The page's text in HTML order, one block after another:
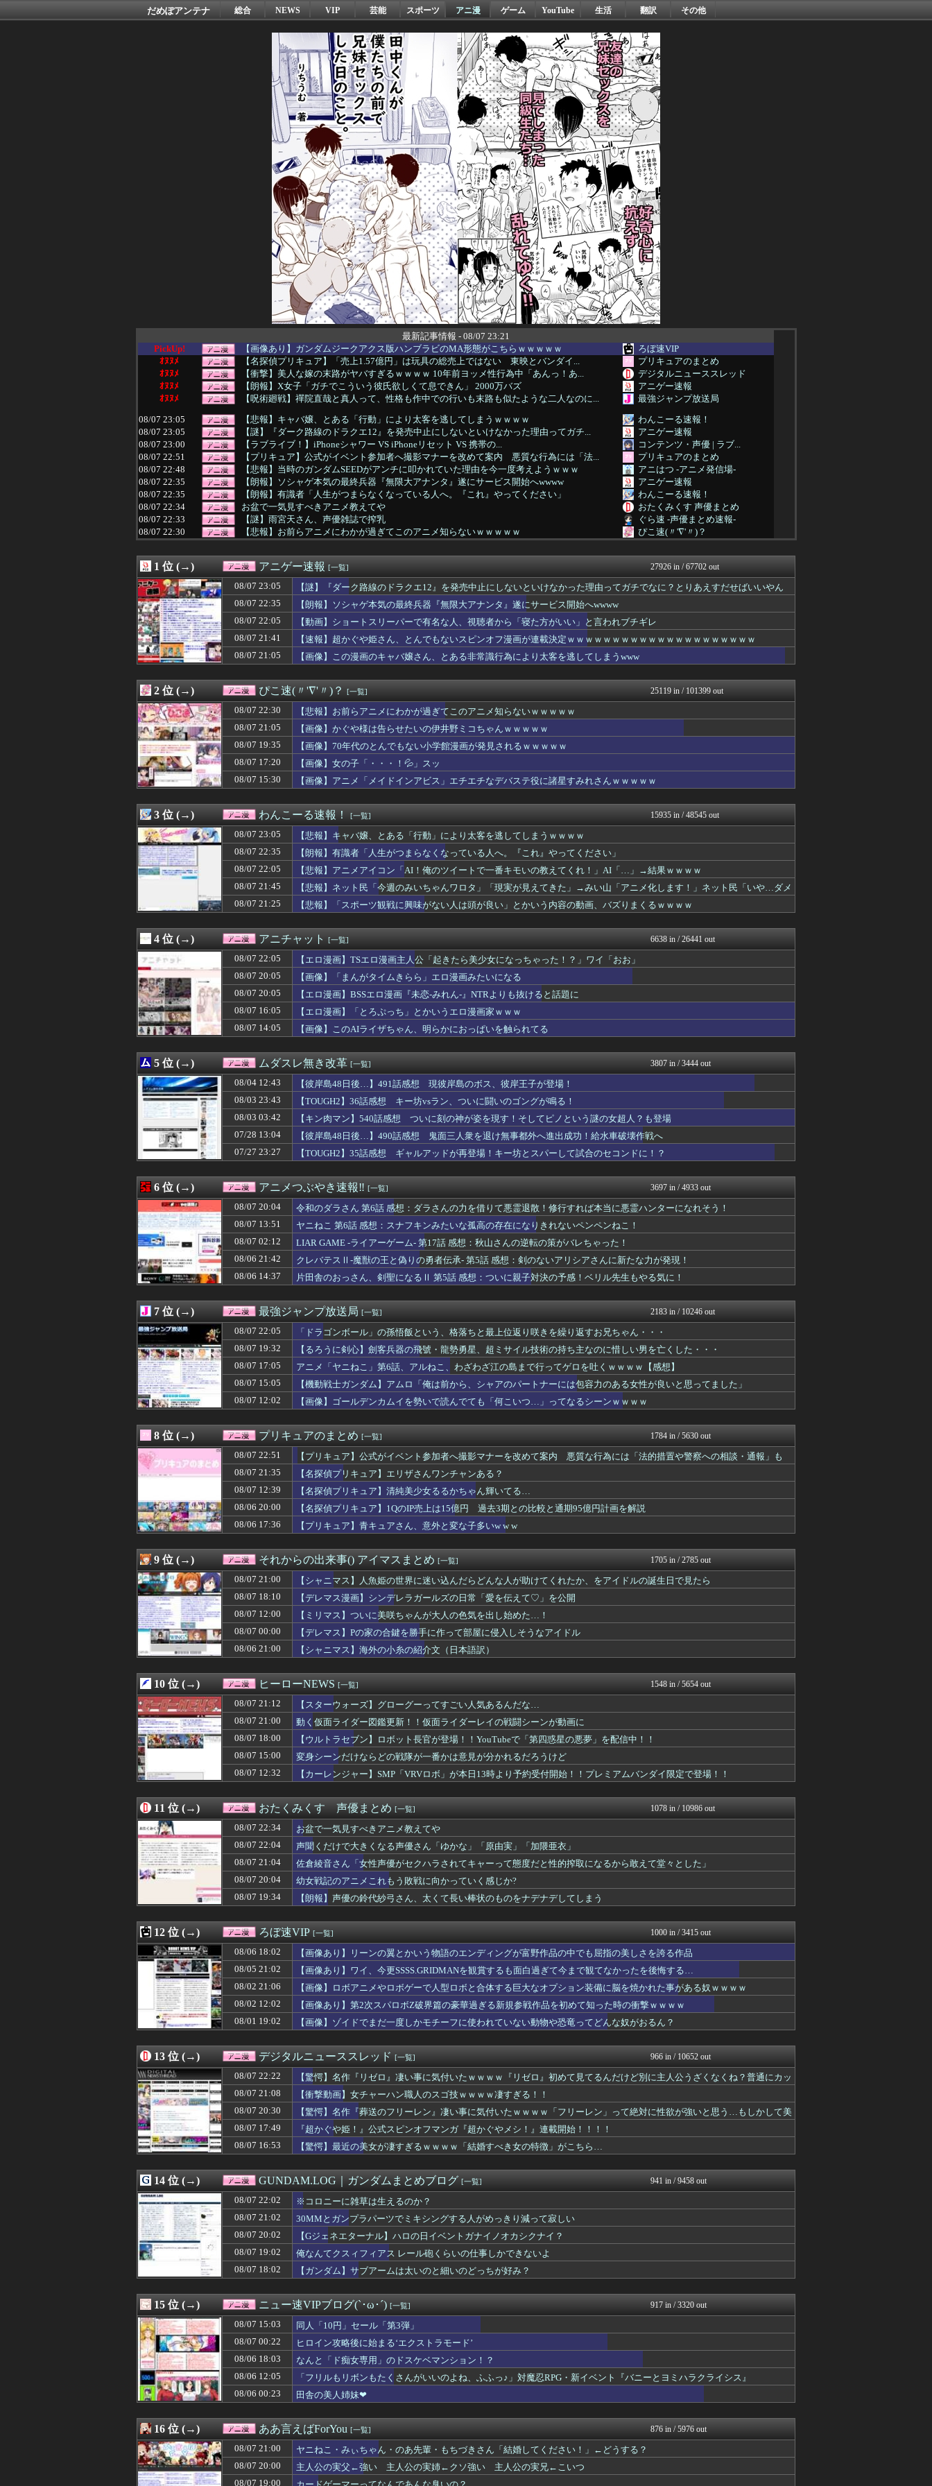
だめぽアンテナ 総合 NEWS VIP 芸能 スポーツ アニ漫 ゲーム YouTube 生活 翻訳 その他
最新記事情報 - 08/07 23:21
PickUp!
【画像あり】ガンダムジークアクス版ハンブラビのMA形態がこちらｗｗｗｗｗ
ろぼ速VIP
ｵﾇﾇﾒ
【名探偵プリキュア】「売上1.57億円」は玩具の総売上ではない 東映とバンダイ...
プリキュアのまとめ
ｵﾇﾇﾒ
【衝撃】美人な嫁の末路がヤバすぎるｗｗｗｗ 10年前ヨッメ性行為中「あんっ！あ...
デジタルニューススレッド
ｵﾇﾇﾒ
【朗報】X女子「ガチでこういう彼氏欲しくて息できん」 2000万バズ
アニゲー速報
ｵﾇﾇﾒ
【呪術廻戦】禪院直哉と真人って、性格も作中での行いも末路も似たような二人なのに...
最強ジャンプ放送局
08/07 23:05
【悲報】キャバ嬢、とある「行動」により太客を逃してしまうｗｗｗｗ
わんこーる速報！
08/07 23:05
【謎】『ダーク路線のドラクエ12』を発売中止にしないといけなかった理由ってガチ...
アニゲー速報
08/07 23:00
【ラブライブ！】iPhoneシャワー VS iPhoneリセット VS 携帯の...
コンテンツ・声優 | ラブ...
08/07 22:51
【プリキュア】公式がイベント参加者へ撮影マナーを改めて案内 悪質な行為には「法...
プリキュアのまとめ
08/07 22:48
【悲報】当時のガンダムSEEDがアンチに叩かれていた理由を今一度考えようｗｗｗ
アニはつ -アニメ発信場-
08/07 22:35
【朗報】ソシャゲ本気の最終兵器『無限大アナンタ』遂にサービス開始へwwww
アニゲー速報
08/07 22:35
【朗報】有識者「人生がつまらなくなっている人へ。『これ』やってください」
わんこーる速報！
08/07 22:34
お盆で一気見すべきアニメ教えてや
おたくみくす 声優まとめ
08/07 22:33
【謎】雨宮天さん、声優雑誌で搾乳
ぐら速 -声優まとめ速報-
08/07 22:30
【悲報】お前らアニメにわかが過ぎてこのアニメ知らないｗｗｗｗｗ
ぴこ速(〃'∇'〃)？
08/07 22:28
【画像】エッチなソシャゲキャラ、水着姿を主人公に褒められ照れるwwwwww
異世界転生まとめ速報
08/07 22:22
【驚愕】名作『リゼロ』凄い事に気付いたｗｗｗｗ『リゼロ』初めて見てるんだけど別...
デジタルニューススレッド
08/07 22:05
「ドラゴンボール」の孫悟飯という、格落ちと最上位返り咲きを繰り返すお兄ちゃん・...
最強ジャンプ放送局
08/07 22:05
【悲報】アニメアイコン「AI！俺のツイートで一番キモいの教えてくれ！」AI「…...
わんこーる速報！
08/07 22:05
【エロ漫画】TSエロ漫画主人公「起きたら美少女になっちゃった！？」ワイ「おお」
08/07 22:05
【動画】ショートスリーパーで有名な人、視聴者から「寝た方がいい」と言われブチギ...
アニゲー速報
08/07 22:04
声聞くだけで大きくなる声優さん「ゆかな」「原由実」「加隈亜衣」
おたくみくす 声優まとめ
08/07 22:02
※コロニーに雑草は生えるのか？
GUNDAM.LOG｜ガン...
08/07 22:00
【ラブライブ！】【画像】JKこなさくに馬鹿にされたい😭
コンテンツ・声優 | ラブ...
08/07 21:59
【ガンダム】難民の老人が地球に来れたこと喜んでてアレ？連邦もやってることヤバく...
ガンダムブログ（情報戦仕様...
08/07 21:59
【画像】露悪アニメ化ブーム、はじまるｗｗｗｗｗｗ
漫画まとめ速報
08/07 21:48
【衝撃】RPG四大難関「ロンダルキアの洞窟」「ウィーグラフ一騎打ち」「真ムドー...
08/07 21:45
「攻殻機動隊」5話感想 人生って厳しいわ。価値ある仕事は死の近く、天秤は釣り合...
ポンポコにゅーす - 三日...
08/07 21:45
【悲報】ネット民「今週のみいちゃんワロタ」「現実が見えてきた」→みい山「アニメ...
08/07 21:41
【速報】超かぐや姫さん、とんでもないスピンオフ漫画が連載決定ｗｗｗｗｗｗｗｗｗ...
08/07 21:35
【名探偵プリキュア】エリザさんワンチャンある？
プリキュアのまとめ
08/07 21:29
FGOさん、またとんでもないフィギュアを出してしまう
漫画まとめ速報
08/07 21:25
【悲報】「スポーツ観戦に興味がない人は頭が良い」とかいう内容の動画、バズりまく...
わんこーる速報！
08/07 21:11
まんがタイムきらら2026年9月号が発売、「好都合セミフレンド」は次回で最終回...
がるおんちゃんねる
08/07 21:08
【衝撃動画】女チャーハン職人のスゴ技ｗｗｗｗ凄すぎる！！
デジタルニューススレッド
08/07 21:05
【悲報】識者「ロキソニンを持ってる男は浮気確定です」
08/07 21:05
【画像】かぐや様は告らせたいの伊井野ミコちゃんｗｗｗｗｗ
ぴこ速(〃'∇'〃)？
08/07 21:05
【画像】この漫画のキャバ嬢さん、とある非常識行為により太客を逃してしまうwww
08/07 21:04
佐倉綾音さん「女性声優がセクハラされてキャーって態度だと性的搾取になるから敢え...
おたくみくす 声優まとめ
08/07 21:04
【パシフィック・リム】MODEROID「ジプシー・デンジャー」プラモデル【10...
fig速
30MMとガンプラパーツでミキシングする人がめっきり減って寂しい
GUNDAM.LOG｜ガン...
08/07 21:00
【シャニマス】人魚姫の世界に迷い込んだらどんな人が助けてくれたか、をアイドルの...
それからの出来事() アイ...
08/07 21:00
動く仮面ライダー図鑑更新！！仮面ライダーレイの戦闘シーンが動画に
ヒーローNEWS
08/07 21:00
ヤニねこ・みぃちゃん・のあ先輩・もちづきさん「結婚してください！」←どうする？
ああ言えばForYou
08/07 20:59
GANTZ1巻、よく見たら終わり方が面白すぎる
08/07 20:40
【初音ミク】「PERIHAPI! おきがえちゅう ピアプロキャラクターズ 2」...
fig速
08/07 20:40
【悲報】白浜町「100万円やるからパンダに代わる観光資源考えてくれ」
08/07 20:35
【画像】ボディバッグ、若者の間で流行っているらしいｗｗｗｗ
08/07 20:30
【驚愕】名作『葬送のフリーレン』凄い事に気付いたｗｗｗｗ「フリーレン」って絶対...
08/07 20:29
ちいかわ原作セイレーン編リアルタイム勢「つまんねえ」「ゴミ」「早く終われ」「ナ...
漫画まとめ速報
08/07 20:26
【議論】死刑賛成派なんだけど反対派の理論が理解できない
08/07 20:16
【悲報】人気プロゲーマーと結婚したグラドル、息子の「自閉スペクトラム症」診断に...
アニゲー速報
08/07 20:05
【画像】「まんがタイムきらら」エロ漫画みたいになる
アニチャット
08/07 20:05
【エロ漫画】BSSエロ漫画『未恋-みれん-』NTRよりも抜けると話題に
08/07 20:05
【悲報】ジャンプグッズ43億キャンセルおばさん、ご尊顔が公開されるｗｗｗｗ
わんこーる速報！
08/07 20:04
令和のダラさん 第6話 感想：ダラさんの力を借りて悪霊退散！修行すれば本当に悪...
アニメつぶやき速報‼︎
08/07 20:04
幼女戦記のアニメこれもう敗戦に向かっていく感じか?
おたくみくす 声優まとめ
08/07 20:02
【Gジェネエターナル】ハロの日イベントガナイノオカシクナイ？
GUNDAM.LOG｜ガン...
08/07 20:00
【ラブライブ！】【画像】映画蓮ノ空BDの収納ケースイラスト
コンテンツ・声優 | ラブ...
【朗報】永瀬アンナさん、公式に次世代のエースとして認められる
ぐら速 -声優まとめ速報-
08/07 20:00
主人公の実父←強い 主人公の実姉←クソ強い 主人公の実兄←こいつ
08/07 20:00
【コトブキヤ出荷情報】「フレームアーティスト 雪ミク」「創彩少女庭園 早乙女 ...
fig速
08/07 19:59
【画像】シャア専用グッズ、今度はホースリールが登場 少佐なのに水撒けないんだ…
ガンダムブログ（情報戦仕様...
08/07 19:35
【画像】70年代のとんでもない小学館漫画が発見されるｗｗｗｗｗ
ぴこ速(〃'∇'〃)？
08/07 19:35
火垂るの墓を見た小学 生、西宮のおばさんに激怒wwwww
アニゲー速報
08/07 19:34
【朗報】声優の鈴代紗弓さん、太くて長い棒状のものをナデナデしてしまう
08/07 19:32
【るろうに剣心】劍客兵器の飛號・龍勢勇星、超ミサイル技術の持ち主なのに惜しい男...
最強ジャンプ放送局
08/07 19:30
【ボンバーガール】KONAMI「最愛チアモ」プライズフィギュア【彩色原型公開】
fig速
08/07 19:29
【画像】ルナマリア・ホークさん、ガンダムになる
漫画まとめ速報
08/07 19:00
カードゲーマーってなんであんな臭いの？
ああ言えばForYou
08/07 19:00
【ラブライブ！】【画像】愛「QU4RTZのクォーツ時計！ｗ」【虹ヶ咲】
08/07 18:48
【悲報】シンエヴァさん「ハッピーエンドです、映像も凄いです」←こいつがあんまり...
アニはつ -アニメ発信場-
08/07 18:47
【朗報】「オーバーロード」って凄くね？
異世界転生まとめ速報
08/07 18:29
ファイアーエムブレム新作、エッチキャラ登場で始まる
漫画まとめ速報
08/07 18:10
【デレマス漫画】シンデレラガールズの日常「愛を伝えて♡」を公開
それからの出来事() アイ...
08/07 18:08
【画像】ガンプラ再販の列を無視して開店ダッシュした客の末路…
ガンプラ ログ
08/07 18:05
【食玩】Gフレーム「デスティニーガンダム」8月下旬受注開始
fig速
08/07 18:02
【ガンダム】サブアームは太いのと細いのどっちが好み？
GUNDAM.LOG｜ガン...
08/07 18:00
【ラブライブ！】【画像】ニジガク京まふドスケベ人魚の描き下ろし【虹ヶ咲】
コンテンツ・声優 | ラブ...
08/07 18:00
【画像】東京都民「助けて！通勤時間減らしたいのに都心の近くが最低10万払わない...
08/07 17:59
【ガンダム】シャア専用ゲルググ←こいつの略し方ｗｗｗｗｗｗｗｗｗ
ガンダムブログ（情報戦仕様...
08/07 17:49
『超かぐや姫！』公式スピンオフマンガ『超かぐやメシ！』連載開始！！！！
08/07 17:43
福田雄一「新ケロロに福田組が出ます！」→爆死 ちいかわの監督「原作に忠実に」→...
ジャンプ速報
【ミシュネ氏イラスト】DCTer「星の空 アイラ」美少女フィギュア【予約開始】
08/07 17:30
『るろうに剣心』読んでるんやけど、二重の極みの理屈が理解出来ない
ああ言えばForYou
08/07 17:29
『瑠璃の宝石』の凪さん、とんでもないボディを披露してしまう
漫画まとめ速報
08/07 17:20
【画像】女の子「・・・！💦」スッ
ぴこ速(〃'∇'〃)？
08/07 17:05
アニメ「ヤニねこ」第6話、アルねこ、わざわざ江の島まで行ってゲロを吐くｗｗｗｗ...
最強ジャンプ放送局
08/07 17:00
【ラブライブ！】鬼塚夏美、お誕生日【Liella!】
コンテンツ・声優 | ラブ...
08/07 16:53
【驚愕】最近の美女が凄すぎるｗｗｗｗ「結婚すべき女の特徴」がこちら…
デジタルニューススレッド
08/07 16:22
【謎】カードゲーマーってなんであんな臭いの？
08/07 16:05
【エロ漫画】「とろぷっち」とかいうエロ漫画家ｗｗｗ
アニチャット
08/07 16:02
※「スパロボはウィンキー時代のほうが良かった」←具体的には？
08/07 16:00
鈴代紗弓さん、太くて長い棒状のものをナデナデしてしまう・・・
08/07 16:00
『暗黒騎士ガイア』って今思えば微妙なカードだよな
ああ言えばForYou
08/07 16:00
【ラブライブ！】最近は越境nmmnがアツい🐟
コンテンツ・声優 | ラブ...
08/07 15:30
【画像】アニメ「メイドインアビス」エチエチなデバステ役に諸星すみれさんｗｗｗｗ...
ぴこ速(〃'∇'〃)？
08/07 15:05
【機動戦士ガンダム】アムロ「俺は前から、シャアのパートナーには包容力のある女性...
最強ジャンプ放送局
08/07 15:04
両津の2代目声優が木村昴(葛飾区に住んでたこともある)になると思う人
08/07 15:03
同人「10円」セール「第3弾」
08/07 15:00
変身シーンだけならどの戦隊が一番かは意見が分かれるだろうけど
ヒーローNEWS
08/07 14:18
【悲報】最近のキッズ「Youtubeの10分動画を倍速で見るぞ！効率効率ゥー！...
アニはつ -アニメ発信場-
08/07 14:05
【画像】このAIライザちゃん、明らかにおっぱいを触られてる
08/07 14:02
スパロボの顔グラスレ 誰？ってなるのもたまにあるよな
GUNDAM.LOG｜ガン...
08/07 14:00
おじさんワイ、『HUNTER×HUNTER』のキメラアント編で号泣
ああ言えばForYou
08/07 13:51
ヤニねこ 第6話 感想：スナフキンみたいな孤高の存在になりきれないペンペンねこ...
アニメつぶやき速報‼︎
08/07 13:43
エロゲやりたいんだがノートpcってどれくらいの買えばいい?
異世界転生まとめ速報
08/07 13:30
【画像】「まんがタイムきらら」ヱロ漫画みたいになるｗｗｗｗｗ
08/07 12:52
【ROBOT魂】湿地帯戦用ザク16時から予約開始！お前らはこれも買うの？
08/07 12:39
【名探偵プリキュア】清純美少女るるかちゃん輝いてる…
プリキュアのまとめ
08/07 12:32
【カーレンジャー】SMP「VRVロボ」が本日13時より予約受付開始！！プレミア...
ヒーローNEWS
08/07 12:15
【ガンダム】アニメに出てくるグフってちょっと強すぎじゃない？
「MCUの過去作を予習しなくても大丈夫」←これ
08/07 12:11
【画像】このスケベフィギュア玄関に飾ろうと思うんやが…
異世界転生まとめ速報
08/07 12:09
【ベルセルク】ねんどろいど「ガッツ 狂戦士の甲冑Ver. BLOOD EDIT...
fig速
08/07 12:05
オタクに優しいギャル「あっそれプリキュアのｴﾛ同人誌じゃんww♡」
2次元に捉われない
08/07 12:05
【画像】令和の柏崎星奈ちゃん、めっちゃくちゃエロい
アニチャット
08/07 12:04
東山奈央って可愛いよな
おたくみくす 声優まとめ
08/07 12:03
【朗報】じゃあ逆に「男からも嫌われるヒロイン」って誰がいるんだｗｗｗ
アニはつ -アニメ発信場-
08/07 12:02
【画像】ゴールデンカムイを勢いで読んでても「何こいつ…」ってなるシーンｗｗｗｗ
最強ジャンプ放送局
08/07 12:02
※「ガンダムクエストIV 導かれし者たち」にありそうなこと
GUNDAM.LOG｜ガン...
08/07 12:00
【画像】BSSヱロ漫画『未恋-みれん-』NTRよりも抜けると話題にｗｗｗｗｗ
ぴこ速(〃'∇'〃)？
08/07 12:00
【悲報】最近の声優、個性が無い
あぁ^～こころがぴょんぴょ...
08/07 12:00
花宮初奈さん、バンドリで早くも大人気ｗｗｗｗ
ぐら速 -声優まとめ速報-
08/07 12:00
【仮面ライダーゼッツ】このOPカッコよくない？本編の展開ちゃんと反映してて完成...
ヒーローNEWS
08/07 12:00
【ミリマス】ついに美咲ちゃんが大人の色気を出し始めた…！
それからの出来事() アイ...
08/07 11:24
「ウルトラマンゼロコスモライズ～集え！光の勇者たち～」8月14日(金)配信決定...
08/07 11:12
【衝撃】最近の若者がヤバすぎるｗｗｗｗ退職まで2週間を切った後輩くん、やりたい...
デジタルニューススレッド
08/07 11:05
リゼロ初めて見てるんだけど別に主人公うざくなくね？
異世界転生まとめ速報
08/07 11:04
アメリカ「ヤニねこは黒人をネコ娘にして黒人差別を描いた社会派アニメだ」
08/07 10:30
【画像】ライザよりかわいくてヱロいゲームキャラいるの？ｗｗｗｗｗ
08/07 10:30
【ドラゴンボール】カカロット、唐突に独身煽りを初めてしまう…
ああ言えばForYou
08/07 10:23
【衝撃】「売れるアニメタイトルの凄い法則」に気付いたｗｗｗｗこの法則は…凄すぎ...
デジタルニューススレッド
08/07 09:59
【画像】ネオジオン総裁「この暖かさをもった地球が人間さえ破壊するんだ（汗だく）...
ガンダムブログ（情報戦仕様...
08/07 09:35
【画像】AI「写真の背景削除？ガンプラの箱追加しといてあげよ🤗」
ガンプラ ログ
08/07 09:05
【画像】ワイ「ミルク出たね」美少女「出たね、じゃねえ」
08/07 09:00
【衝撃】美人な嫁の末路がヤバすぎるｗｗｗｗ 10年前ヨッメ性行為中「あんっ！あ...
08/07 09:00
【画像】韓国人「え待って、何で日本の避難所って10年前と同レベルなの(ドン引き...
あぁ^～こころがぴょんぴょ...
08/07 08:37
【画像】ソシャゲのロキシーがエッチすぎるwwwwwwwwwww
異世界転生まとめ速報
08/07 08:18
【ガンダム】ザクって一言でいっても色々バリエーションがあるよね
【画像】「HUNTER×HUNTER」のベンジャミン王子、強化系最強説ｗｗｗｗ
08/07 07:00
【朗報】佐倉綾音さん、やはりデカかった・・・
ぐら速 -声優まとめ速報-
08/07 06:00
覇権漫画ワンピースの主人公モンキー・D・ルフィさん、変わり果てた姿で発見される... ジャンプ速報
1 位 (→) アニゲー速報 [一覧] 27926 in / 67702 out
08/07 23:05
【謎】『ダーク路線のドラクエ12』を発売中止にしないといけなかった理由ってガチでなに？とりあえすだせばいいやん
08/07 22:35
【朗報】ソシャゲ本気の最終兵器『無限大アナンタ』遂にサービス開始へwwww
08/07 22:05
【動画】ショートスリーパーで有名な人、視聴者から「寝た方がいい」と言われブチギレ
08/07 21:41
【速報】超かぐや姫さん、とんでもないスピンオフ漫画が連載決定ｗｗｗｗｗｗｗｗｗｗｗｗｗｗｗｗｗｗｗｗｗ
08/07 21:05
【画像】この漫画のキャバ嬢さん、とある非常識行為により太客を逃してしまうwww
2 位 (→) ぴこ速(〃'∇'〃)？ [一覧] 25119 in / 101399 out
08/07 22:30
【悲報】お前らアニメにわかが過ぎてこのアニメ知らないｗｗｗｗｗ
08/07 21:05
【画像】かぐや様は告らせたいの伊井野ミコちゃんｗｗｗｗｗ
08/07 19:35
【画像】70年代のとんでもない小学館漫画が発見されるｗｗｗｗｗ
08/07 17:20
【画像】女の子「・・・！💦」スッ
08/07 15:30
【画像】アニメ「メイドインアビス」エチエチなデバステ役に諸星すみれさんｗｗｗｗｗ
3 位 (→) わんこーる速報！ [一覧] 15935 in / 48545 out
08/07 23:05
【悲報】キャバ嬢、とある「行動」により太客を逃してしまうｗｗｗｗ
08/07 22:35
【朗報】有識者「人生がつまらなくなっている人へ。『これ』やってください」
08/07 22:05
【悲報】アニメアイコン「AI！俺のツイートで一番キモいの教えてくれ！」AI「…」→結果ｗｗｗｗ
08/07 21:45
【悲報】ネット民「今週のみいちゃんワロタ」「現実が見えてきた」→みい山「アニメ化します！」ネット民「いや…ダメ
だろ」
08/07 21:25 【悲報】「スポーツ観戦に興味がない人は頭が良い」とかいう内容の動画、バズりまくるｗｗｗｗ
4 位 (→) アニチャット [一覧] 6638 in / 26441 out
08/07 22:05
【エロ漫画】TSエロ漫画主人公「起きたら美少女になっちゃった！？」ワイ「おお」
08/07 20:05
【画像】「まんがタイムきらら」エロ漫画みたいになる
08/07 20:05
【エロ漫画】BSSエロ漫画『未恋-みれん-』NTRよりも抜けると話題に
08/07 16:05
【エロ漫画】「とろぷっち」とかいうエロ漫画家ｗｗｗ
08/07 14:05
【画像】このAIライザちゃん、明らかにおっぱいを触られてる
5 位 (→) ムダスレ無き改革 [一覧] 3807 in / 3444 out
08/04 12:43
【彼岸島48日後…】491話感想 現彼岸島のボス、彼岸王子が登場！
08/03 23:43
【TOUGH2】36話感想 キー坊vsラン、ついに闘いのゴングが鳴る！
08/03 03:42
【キン肉マン】540話感想 ついに刻の神が姿を現す！そしてピノという謎の女超人？も登場
07/28 13:04
【彼岸島48日後…】490話感想 鬼面三人衆を退け無事都外へ進出成功！給水車破壊作戦へ
07/27 23:27
【TOUGH2】35話感想 ギャルアッドが再登場！キー坊とスパーして試合のセコンドに！？
6 位 (→) アニメつぶやき速報‼︎ [一覧] 3697 in / 4933 out
08/07 20:04
令和のダラさん 第6話 感想：ダラさんの力を借りて悪霊退散！修行すれば本当に悪霊ハンターになれそう！
08/07 13:51
ヤニねこ 第6話 感想：スナフキンみたいな孤高の存在になりきれないペンペンねこ！
08/07 02:12
LIAR GAME -ライアーゲーム- 第17話 感想：秋山さんの逆転の策がバレちゃった！
08/06 21:42
クレバテスⅡ-魔獣の王と偽りの勇者伝承- 第5話 感想：剣のないアリシアさんに新たな力が発現！
08/06 14:37
片田舎のおっさん、剣聖になるⅡ 第5話 感想：ついに親子対決の予感！ベリル先生もやる気に！
7 位 (→) 最強ジャンプ放送局 [一覧] 2183 in / 10246 out
08/07 22:05
「ドラゴンボール」の孫悟飯という、格落ちと最上位返り咲きを繰り返すお兄ちゃん・・・
08/07 19:32
【るろうに剣心】劍客兵器の飛號・龍勢勇星、超ミサイル技術の持ち主なのに惜しい男を亡くした・・・
08/07 17:05
アニメ「ヤニねこ」第6話、アルねこ、わざわざ江の島まで行ってゲロを吐くｗｗｗｗ【感想】
08/07 15:05
【機動戦士ガンダム】アムロ「俺は前から、シャアのパートナーには包容力のある女性が良いと思ってました」
08/07 12:02
【画像】ゴールデンカムイを勢いで読んでても「何こいつ…」ってなるシーンｗｗｗｗ
8 位 (→) プリキュアのまとめ [一覧] 1784 in / 5630 out
08/07 22:51
【プリキュア】公式がイベント参加者へ撮影マナーを改めて案内 悪質な行為には「法的措置や警察への相談・通報」も
08/07 21:35
【名探偵プリキュア】エリザさんワンチャンある？
08/07 12:39
【名探偵プリキュア】清純美少女るるかちゃん輝いてる…
08/06 20:00
【名探偵プリキュア】1QのIP売上は15億円 過去3期との比較と通期95億円計画を解説
08/06 17:36
【プリキュア】青キュアさん、意外と変な子多いw w w
9 位 (→) それからの出来事() アイマスまとめ [一覧] 1705 in / 2785 out
08/07 21:00
【シャニマス】人魚姫の世界に迷い込んだらどんな人が助けてくれたか、をアイドルの誕生日で見たら
08/07 18:10
【デレマス漫画】シンデレラガールズの日常「愛を伝えて♡」を公開
08/07 12:00
【ミリマス】ついに美咲ちゃんが大人の色気を出し始めた…！
08/07 00:00
【デレマス】Pの家の合鍵を勝手に作って部屋に侵入しそうなアイドル
08/06 21:00
【シャニマス】海外の小糸の紹介文（日本語訳）
10 位 (→) ヒーローNEWS [一覧] 1548 in / 5654 out
08/07 21:12
【スターウォーズ】グローグーってすごい人気あるんだな…
08/07 21:00
動く仮面ライダー図鑑更新！！仮面ライダーレイの戦闘シーンが動画に
08/07 18:00
【ウルトラセブン】ロボット長官が登場！！YouTubeで「第四惑星の悪夢」を配信中！！
08/07 15:00
変身シーンだけならどの戦隊が一番かは意見が分かれるだろうけど
08/07 12:32
【カーレンジャー】SMP「VRVロボ」が本日13時より予約受付開始！！プレミアムバンダイ限定で登場！！
11 位 (→) おたくみくす 声優まとめ [一覧] 1078 in / 10986 out
08/07 22:34
お盆で一気見すべきアニメ教えてや
08/07 22:04
声聞くだけで大きくなる声優さん「ゆかな」「原由実」「加隈亜衣」
08/07 21:04
佐倉綾音さん「女性声優がセクハラされてキャーって態度だと性的搾取になるから敢えて堂々とした」
08/07 20:04
幼女戦記のアニメこれもう敗戦に向かっていく感じか?
08/07 19:34
【朗報】声優の鈴代紗弓さん、太くて長い棒状のものをナデナデしてしまう
12 位 (→) ろぼ速VIP [一覧] 1000 in / 3415 out
08/06 18:02
【画像あり】リーンの翼とかいう物語のエンディングが富野作品の中でも屈指の美しさを誇る作品
08/05 21:02
【画像あり】ワイ、今更SSSS.GRIDMANを観賞するも面白過ぎて今まで観てなかったを後悔する…
08/02 21:06
【画像】ロボアニメやロボゲーで人型ロボと合体する巨大なオプション装備に脳を焼かれた事がある奴ｗｗｗｗ
08/02 12:02
【画像あり】第2次スパロボZ破界篇の豪華過ぎる新規参戦作品を初めて知った時の衝撃ｗｗｗｗ
08/01 19:02
【画像】ゾイドでまだ一度しかモチーフに使われていない動物や恐竜ってどんな奴がおるん？
13 位 (→) デジタルニューススレッド [一覧] 966 in / 10652 out
08/07 22:22
【驚愕】名作『リゼロ』凄い事に気付いたｗｗｗｗ『リゼロ』初めて見てるんだけど別に主人公うざくなくね？普通にカッ
コいいよね？もしかして主人公は…
08/07 21:08
【衝撃動画】女チャーハン職人のスゴ技ｗｗｗｗ凄すぎる！！
08/07 20:30
【驚愕】名作『葬送のフリーレン』凄い事に気付いたｗｗｗｗ「フリーレン」って絶対に性欲が強いと思う…もしかして美
少女のエルフは…
08/07 17:49
『超かぐや姫！』公式スピンオフマンガ『超かぐやメシ！』連載開始！！！！
08/07 16:53
【驚愕】最近の美女が凄すぎるｗｗｗｗ「結婚すべき女の特徴」がこちら…
14 位 (→) GUNDAM.LOG｜ガンダムまとめブログ [一覧] 941 in / 9458 out
08/07 22:02
※コロニーに雑草は生えるのか？
08/07 21:02
30MMとガンプラパーツでミキシングする人がめっきり減って寂しい
08/07 20:02
【Gジェネエターナル】ハロの日イベントガナイノオカシクナイ？
08/07 19:02
俺なんてクスィフィアス レール砲くらいの仕事しかできないよ
08/07 18:02
【ガンダム】サブアームは太いのと細いのどっちが好み？
15 位 (→) ニュー速VIPブログ(`･ω･´) [一覧] 917 in / 3320 out
08/07 15:03
同人「10円」セール「第3弾」
08/07 00:22
ヒロイン攻略後に始まる‘エクストラモード’
08/06 18:03
なんと「ド痴女専用」のドスケベマンション！？
08/06 12:05
「フリルもリボンもたくさんがいいのよね、ふふっ♪」対魔忍RPG・新イベント『バニーとヨミハラクライシス』
08/06 00:23
田舎の美人姉妹❤
16 位 (→) ああ言えばForYou [一覧] 876 in / 5976 out
08/07 21:00
ヤニねこ・みぃちゃん・のあ先輩・もちづきさん「結婚してください！」←どうする？
08/07 20:00
主人公の実父←強い 主人公の実姉←クソ強い 主人公の実兄←こいつ
08/07 19:00